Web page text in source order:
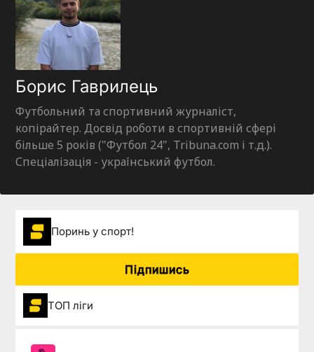
Борис Гаврилець
Футбольний та спортивний журналіст,
копірайтер. Досвід роботи в спортивній сфері
більше 5 років ("Футбол 24", Tribuna.com і т.д.).
Спеціалізація - український футбол.
Поринь у спорт!
Підпишись
ТОП ліги